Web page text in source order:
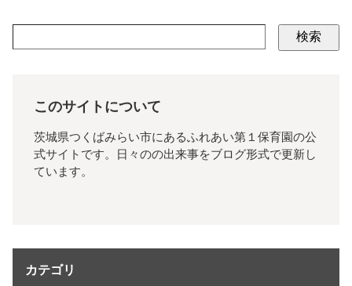
検索
このサイトについて
茨城県つくばみらい市にあるふれあい第１保育園の公
式サイトです。日々のの出来事をブログ形式で更新し
ています。
カテゴリ